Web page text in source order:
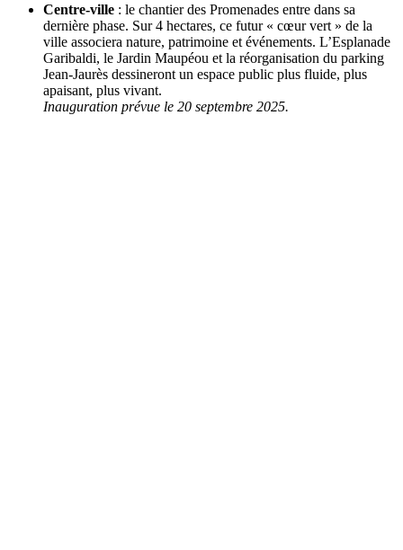
Centre-ville : le chantier des Promenades entre dans sa
dernière phase. Sur 4 hectares, ce futur « cœur vert » de la
ville associera nature, patrimoine et événements. L’Esplanade
Garibaldi, le Jardin Maupéou et la réorganisation du parking
Jean-Jaurès dessineront un espace public plus fluide, plus
apaisant, plus vivant.
Inauguration prévue le 20 septembre 2025.